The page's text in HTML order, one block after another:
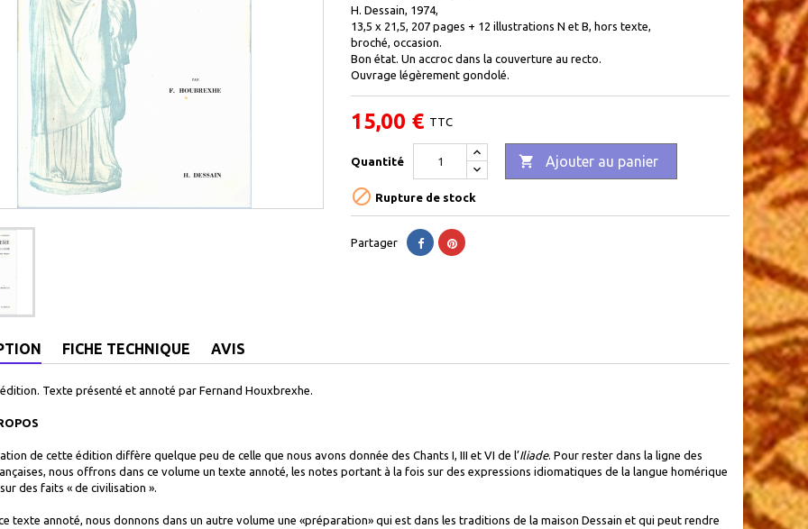
H. Dessain, 1974,
13,5 x 21,5, 207 pages + 12 illustrations N et B, hors texte,
broché, occasion.
Bon état. Un accroc dans la couverture au recto.
Ouvrage légèrement gondolé.
15,00 € TTC
Quantité  Ajouter au panier
 Rupture de stock
Partager
FICHE TECHNIQUE AVIS
Texte présenté et annoté par Fernand Houxbrexhe.
de cette édition diffère quelque peu de celle que nous avons donnée des Chants I, III et VI de l’Iliade. Pour rester dans la ligne des
nous offrons dans ce volume un texte annoté, les notes portant à la fois sur des expressions idiomatiques de la langue homérique
des faits « de civilisation ».
texte annoté, nous donnons dans un autre volume une «préparation» qui est dans les traditions de la maison Dessain et qui peut rendre